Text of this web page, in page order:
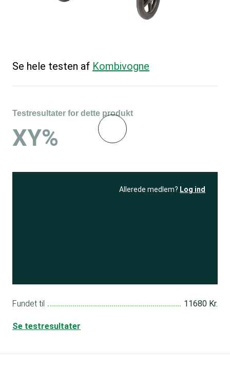
Se hele testen af Kombivogne
Testresultater for dette produkt
XY%
Allerede medlem? Log ind
Fundet til 11680 Kr.
Se testresultater